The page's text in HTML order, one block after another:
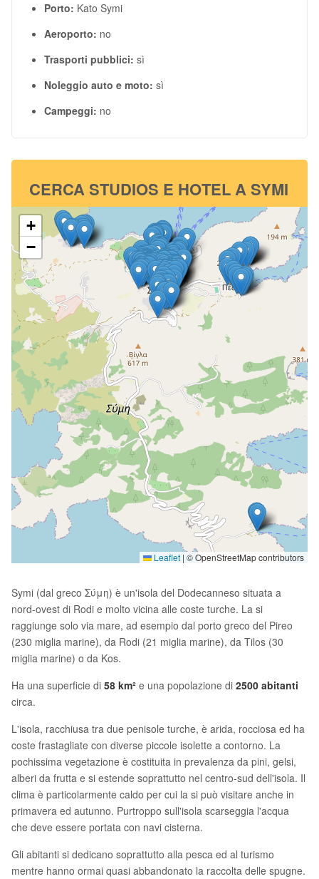
Porto: Kato Symi
Aeroporto: no
Trasporti pubblici: sì
Noleggio auto e moto: sì
Campeggi: no
CERCA STUDIOS E HOTEL A SYMI
+
−
Leaflet | © OpenStreetMap contributors
Symi (dal greco Σύμη) è un'isola del Dodecanneso situata a
nord-ovest di Rodi e molto vicina alle coste turche. La si
raggiunge solo via mare, ad esempio dal porto greco del Pireo
(230 miglia marine), da Rodi (21 miglia marine), da Tilos (30
miglia marine) o da Kos.
Ha una superficie di 58 km² e una popolazione di 2500 abitanti
circa.
L'isola, racchiusa tra due penisole turche, è arida, rocciosa ed ha
coste frastagliate con diverse piccole isolette a contorno. La
pochissima vegetazione è costituita in prevalenza da pini, gelsi,
alberi da frutta e si estende soprattutto nel centro-sud dell'isola. Il
clima è particolarmente caldo per cui la si può visitare anche in
primavera ed autunno. Purtroppo sull'isola scarseggia l'acqua
che deve essere portata con navi cisterna.
Gli abitanti si dedicano soprattutto alla pesca ed al turismo
mentre hanno ormai quasi abbandonato la raccolta delle spugne.